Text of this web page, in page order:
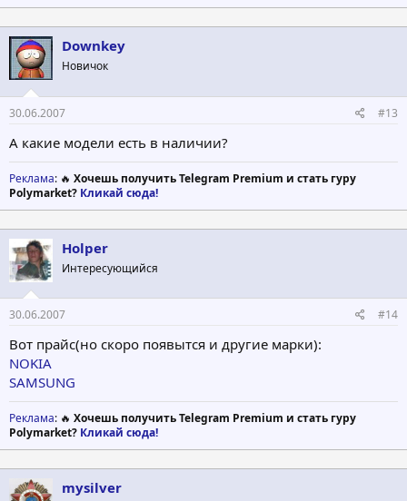
Downkey
Новичок
30.06.2007 #13
А какие модели есть в наличии?
Реклама: 🔥 Хочешь получить Telegram Premium и стать гуру
Polymarket? Кликай сюда!
Holper
Интересующийся
30.06.2007 #14
Вот прайс(но скоро появытся и другие марки):
NOKIA
SAMSUNG
Реклама: 🔥 Хочешь получить Telegram Premium и стать гуру
Polymarket? Кликай сюда!
mysilver